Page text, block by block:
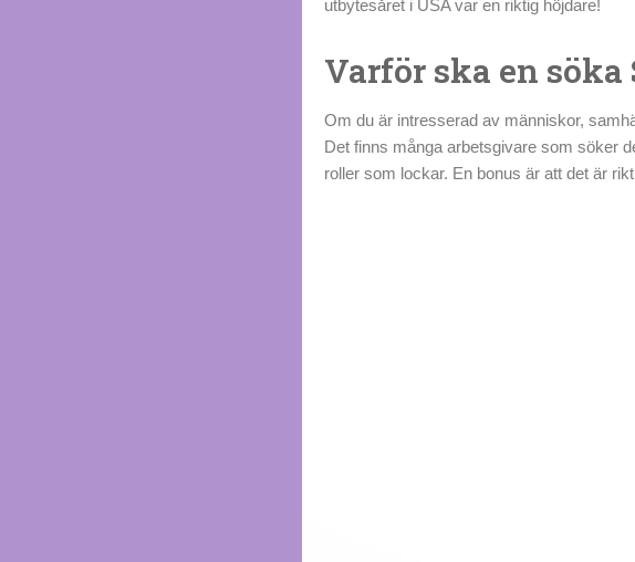
utbytesåret i USA var en riktig höjdare!
Varför ska en söka
Om du är intresserad av människor,
Det finns många arbetsgivare som söker
roller som lockar. En bonus är att det är